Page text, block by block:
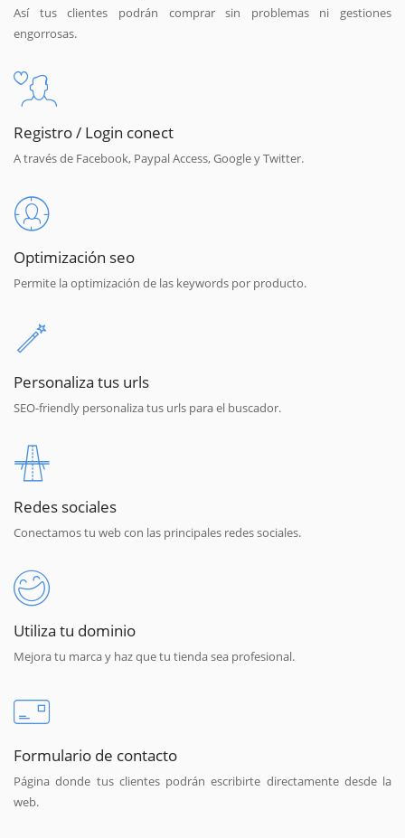
Así tus clientes podrán comprar sin problemas ni gestiones
engorrosas.
Registro / Login conect
A través de Facebook, Paypal Access, Google y Twitter.
Optimización seo
Permite la optimización de las keywords por producto.
Personaliza tus urls
SEO-friendly personaliza tus urls para el buscador.
Redes sociales
Conectamos tu web con las principales redes sociales.
Utiliza tu dominio
Mejora tu marca y haz que tu tienda sea profesional.
Formulario de contacto
Página donde tus clientes podrán escribirte directamente desde la
web.